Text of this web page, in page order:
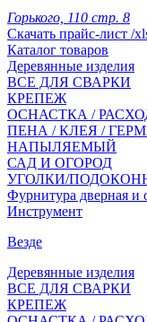
Горького, 110 стр. 8
Скачать прайс-лист /
Каталог товаров
Деревянные изделия
ВСЕ ДЛЯ СВАРКИ
КРЕПЕЖ
ОСНАСТКА /
ПЕНА / КЛЕЯ /
НАПЫЛЯЕМЫЙ
САД И ОГОРОД
УГОЛКИ/
Фурнитура дверная и
Инструмент
Везде
Деревянные изделия
ВСЕ ДЛЯ СВАРКИ
КРЕПЕЖ